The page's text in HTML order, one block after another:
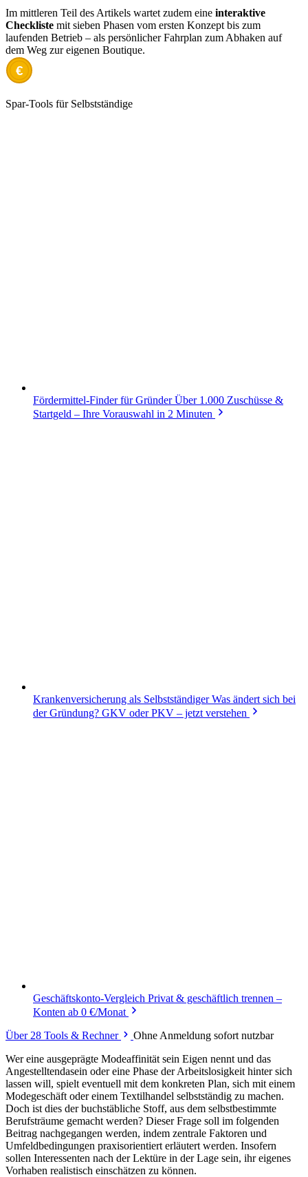
Im mittleren Teil des Artikels wartet zudem eine interaktive
Checkliste mit sieben Phasen vom ersten Konzept bis zum
laufenden Betrieb – als persönlicher Fahrplan zum Abhaken auf
dem Weg zur eigenen Boutique.
€
Spar-Tools für Selbstständige
Fördermittel-Finder für Gründer Über 1.000 Zuschüsse &
Startgeld – Ihre Vorauswahl in 2 Minuten
Krankenversicherung als Selbstständiger Was ändert sich bei
der Gründung? GKV oder PKV – jetzt verstehen
Geschäftskonto-Vergleich Privat & geschäftlich trennen –
Konten ab 0 €/Monat
Über 28 Tools & Rechner
Ohne Anmeldung sofort nutzbar
Wer eine ausgeprägte Modeaffinität sein Eigen nennt und das
Angestelltendasein oder eine Phase der Arbeitslosigkeit hinter sich
lassen will, spielt eventuell mit dem konkreten Plan, sich mit einem
Modegeschäft oder einem Textilhandel selbstständig zu machen.
Doch ist dies der buchstäbliche Stoff, aus dem selbstbestimmte
Berufsträume gemacht werden? Dieser Frage soll im folgenden
Beitrag nachgegangen werden, indem zentrale Faktoren und
Umfeldbedingungen praxisorientiert erläutert werden. Insofern
sollen Interessenten nach der Lektüre in der Lage sein, ihr eigenes
Vorhaben realistisch einschätzen zu können.